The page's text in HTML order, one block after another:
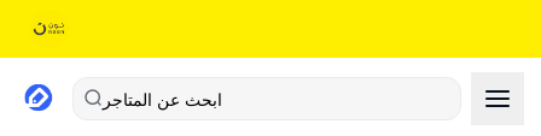
ابحث عن المتاجر